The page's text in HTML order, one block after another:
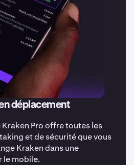
déplacement
Kraken Pro offre toutes les
et de sécurité que vous
Kraken dans une
le mobile.